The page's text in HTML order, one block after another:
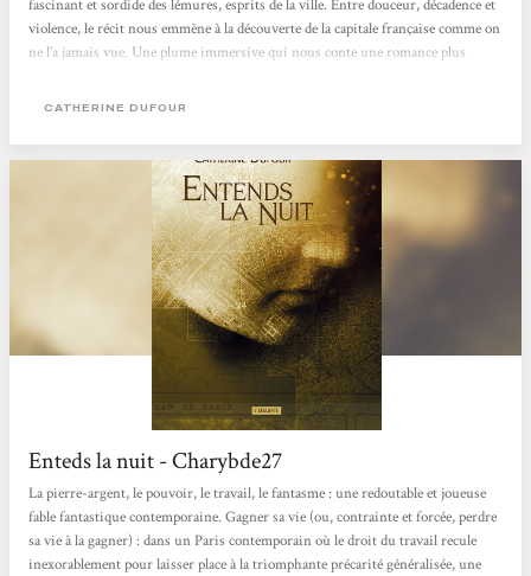
fascinant et sordide des lémures, esprits de la ville. Entre douceur, décadence et
violence, le récit nous emmène à la découverte de la capitale française comme on
ne l’a jamais vue. Une plume immersive qui nous conte une romance plus
novembre 2018.
CATHERINE DUFOUR
Enteds la nuit - Charybde27
La pierre-argent, le pouvoir, le travail, le fantasme : une redoutable et joueuse
fable fantastique contemporaine. Gagner sa vie (ou, contrainte et forcée, perdre
sa vie à la gagner) : dans un Paris contemporain où le droit du travail recule
inexorablement pour laisser place à la triomphante précarité généralisée, une